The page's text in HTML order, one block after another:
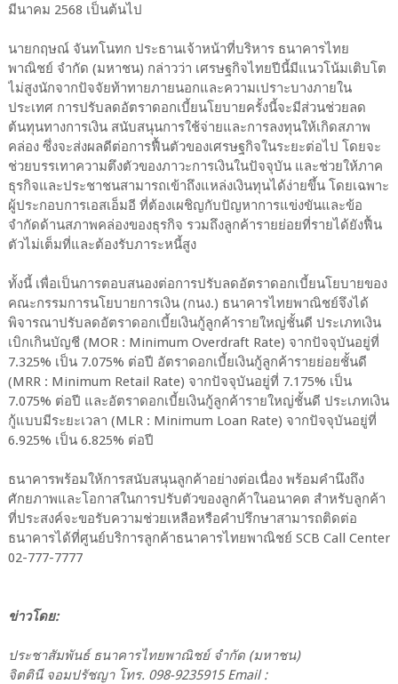
มีนาคม 2568 เป็นต้นไป
นายกฤษณ์ จันทโนทก ประธานเจ้าหน้าที่บริหาร ธนาคารไทย
พาณิชย์ จำกัด (มหาชน) กล่าวว่า เศรษฐกิจไทยปีนี้มีแนวโน้มเติบโต
ไม่สูงนักจากปัจจัยท้าทายภายนอกและความเปราะบางภายใน
ประเทศ การปรับลดอัตราดอกเบี้ยนโยบายครั้งนี้จะมีส่วนช่วยลด
ต้นทุนทางการเงิน สนับสนุนการใช้จ่ายและการลงทุนให้เกิดสภาพ
คล่อง ซึ่งจะส่งผลดีต่อการฟื้นตัวของเศรษฐกิจในระยะต่อไป โดยจะ
ช่วยบรรเทาความตึงตัวของภาวะการเงินในปัจจุบัน และช่วยให้ภาค
ธุรกิจและประชาชนสามารถเข้าถึงแหล่งเงินทุนได้ง่ายขึ้น โดยเฉพาะ
ผู้ประกอบการเอสเอ็มอี ที่ต้องเผชิญกับปัญหาการแข่งขันและข้อ
จำกัดด้านสภาพคล่องของธุรกิจ รวมถึงลูกค้ารายย่อยที่รายได้ยังฟื้น
ตัวไม่เต็มที่และต้องรับภาระหนี้สูง
ทั้งนี้ เพื่อเป็นการตอบสนองต่อการปรับลดอัตราดอกเบี้ยนโยบายของ
คณะกรรมการนโยบายการเงิน (กนง.) ธนาคารไทยพาณิชย์จึงได้
พิจารณาปรับลดอัตราดอกเบี้ยเงินกู้ลูกค้ารายใหญ่ชั้นดี ประเภทเงิน
เบิกเกินบัญชี (MOR : Minimum Overdraft Rate) จากปัจจุบันอยู่ที่
7.325% เป็น 7.075% ต่อปี อัตราดอกเบี้ยเงินกู้ลูกค้ารายย่อยชั้นดี
(MRR : Minimum Retail Rate) จากปัจจุบันอยู่ที่ 7.175% เป็น
7.075% ต่อปี และอัตราดอกเบี้ยเงินกู้ลูกค้ารายใหญ่ชั้นดี ประเภทเงิน
กู้แบบมีระยะเวลา (MLR : Minimum Loan Rate) จากปัจจุบันอยู่ที่
6.925% เป็น 6.825% ต่อปี
ธนาคารพร้อมให้การสนับสนุนลูกค้าอย่างต่อเนื่อง พร้อมคำนึงถึง
ศักยภาพและโอกาสในการปรับตัวของลูกค้าในอนาคต สำหรับลูกค้า
ที่ประสงค์จะขอรับความช่วยเหลือหรือคำปรึกษาสามารถติดต่อ
ธนาคารได้ที่ศูนย์บริการลูกค้าธนาคารไทยพาณิชย์ SCB Call Center
02-777-7777
ข่าวโดย:
ประชาสัมพันธ์ ธนาคารไทยพาณิชย์ จำกัด (มหาชน)
จิตตินี จอมปรัชญา โทร. 098-9235915 Email :